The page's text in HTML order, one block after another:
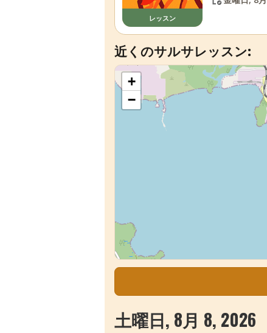
レッスン
近くのサルサレッスン:
+
−
土曜日, 8月 8, 2026